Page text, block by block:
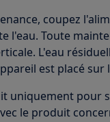
coupez
l'eau. Toute
L'eau
est placé sur
uniquement pour
le produit